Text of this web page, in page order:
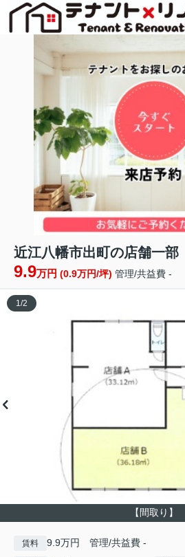
近江八幡市出町の店舗一部
9.9万円 (0.9万円/坪) 管理/共益費 -
【間取り】
1 /2
賃料 9.9万円 管理/共益費 -